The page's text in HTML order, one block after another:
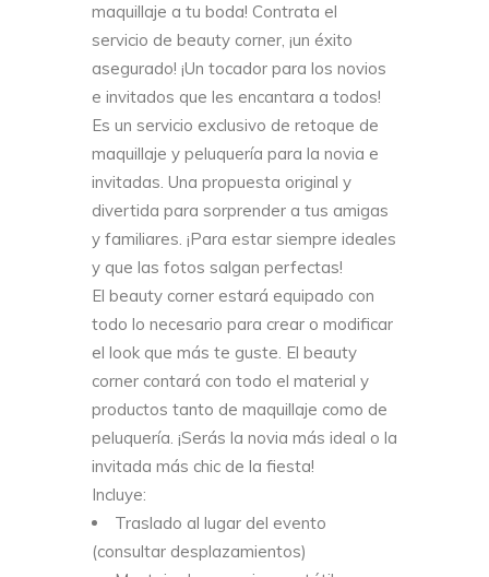
maquillaje a tu boda! Contrata el
servicio de beauty corner, ¡un éxito
asegurado! ¡Un tocador para los novios
e invitados que les encantara a todos!
Es un servicio exclusivo de retoque de
maquillaje y peluquería para la novia e
invitadas. Una propuesta original y
divertida para sorprender a tus amigas
y familiares. ¡Para estar siempre ideales
y que las fotos salgan perfectas!
El beauty corner estará equipado con
todo lo necesario para crear o modificar
el look que más te guste. El beauty
corner contará con todo el material y
productos tanto de maquillaje como de
peluquería. ¡Serás la novia más ideal o la
invitada más chic de la fiesta!
Incluye:
Traslado al lugar del evento
(consultar desplazamientos)